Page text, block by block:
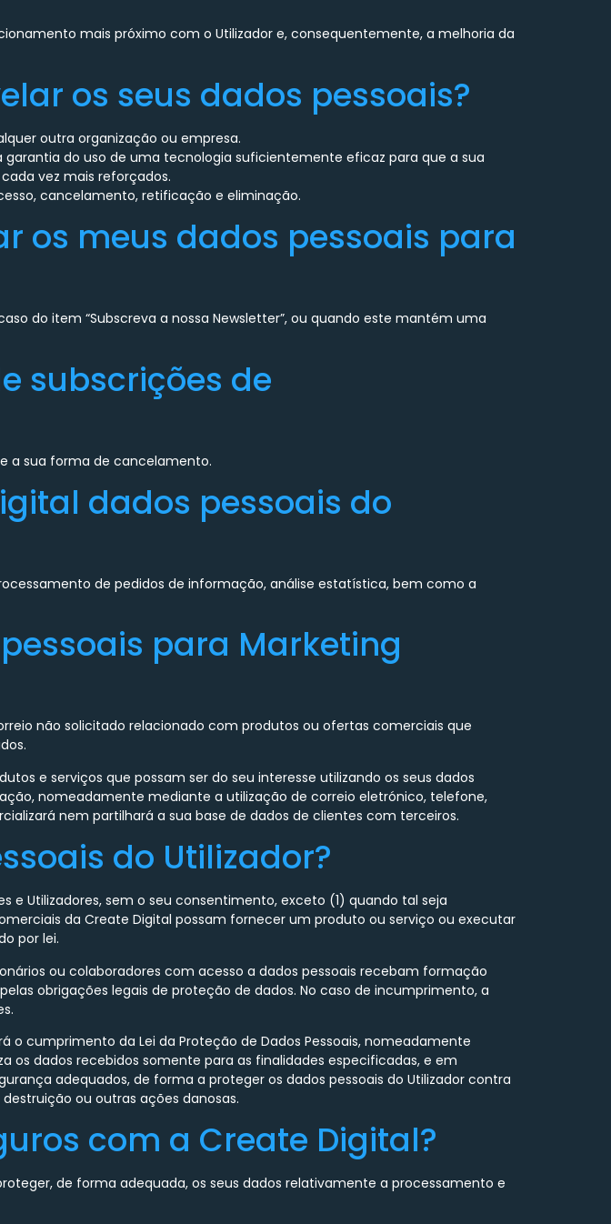
mais próximo com o Utilizador e, consequentemente, a melhoria da
os seus dados pessoais?
outra organização ou empresa.
do uso de uma tecnologia suficientemente eficaz para que a sua
vez mais reforçados.
cancelamento, retificação e eliminação.
os meus dados pessoais para
do item “Subscreva a nossa Newsletter”, ou quando este mantém uma
subscrições de
a sua forma de cancelamento.
dados pessoais do
de pedidos de informação, análise estatística, bem como a
para Marketing
não solicitado relacionado com produtos ou ofertas comerciais que
e serviços que possam ser do seu interesse utilizando os seus dados
nomeadamente mediante a utilização de correio eletrónico, telefone,
nem partilhará a sua base de dados de clientes com terceiros.
do Utilizador?
e Utilizadores, sem o seu consentimento, exceto (1) quando tal seja
da Create Digital possam fornecer um produto ou serviço ou executar
por lei.
ou colaboradores com acesso a dados pessoais recebam formação
obrigações legais de proteção de dados. No caso de incumprimento, a
o cumprimento da Lei da Proteção de Dados Pessoais, nomeadamente
dados recebidos somente para as finalidades especificadas, e em
adequados, de forma a proteger os dados pessoais do Utilizador contra
ou outras ações danosas.
com a Create Digital?
de forma adequada, os seus dados relativamente a processamento e